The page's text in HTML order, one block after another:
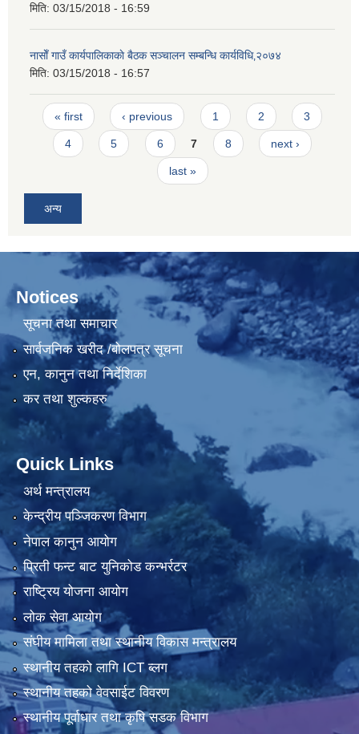
मिति: 03/15/2018 - 16:59
नासाेँ गाउँ कार्यपालिकाकाे बैठक सञ्चालन सम्बन्धि कार्यविधि‚२०७४
मिति: 03/15/2018 - 16:57
Pages
« first ‹ previous 1 2 3
4 5 6 7 8 next ›
last »
अन्य
Notices
सूचना तथा समाचार
सार्वजनिक खरीद /बोलपत्र सूचना
एन, कानुन तथा निर्देशिका
कर तथा शुल्कहरु
Quick Links
अर्थ मन्त्रालय
केन्द्रीय पञ्जिकरण विभाग
नेपाल कानुन आयोग
प्रिती फन्ट बाट युनिकोड कन्भर्रटर
राष्ट्रिय योजना आयोग
लोक सेवा आयोग
संघीय मामिला तथा स्थानीय विकास मन्त्रालय
स्थानीय तहको लागि ICT ब्लग
स्थानीय तहको वेवसाईट विवरण
स्थानीय पूर्वाधार तथा कृषि सडक विभाग